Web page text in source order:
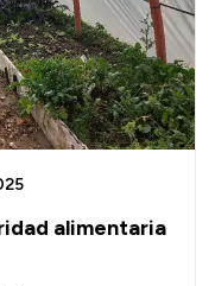
alimentaria